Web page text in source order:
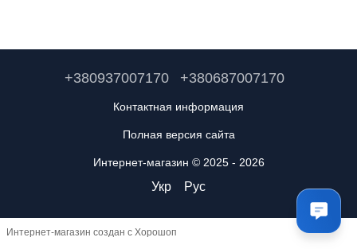
+380937007170 +380687007170
Контактная информация
Полная версия сайта
Интернет-магазин © 2025 - 2026
Укр Рус
Интернет-магазин создан с Хорошоп